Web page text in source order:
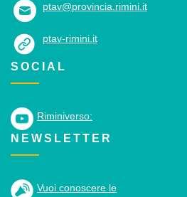
ptav@provincia.rimini.it
ptav-rimini.it
SOCIAL
Riminiverso:
NEWSLETTER
Vuoi conoscere le